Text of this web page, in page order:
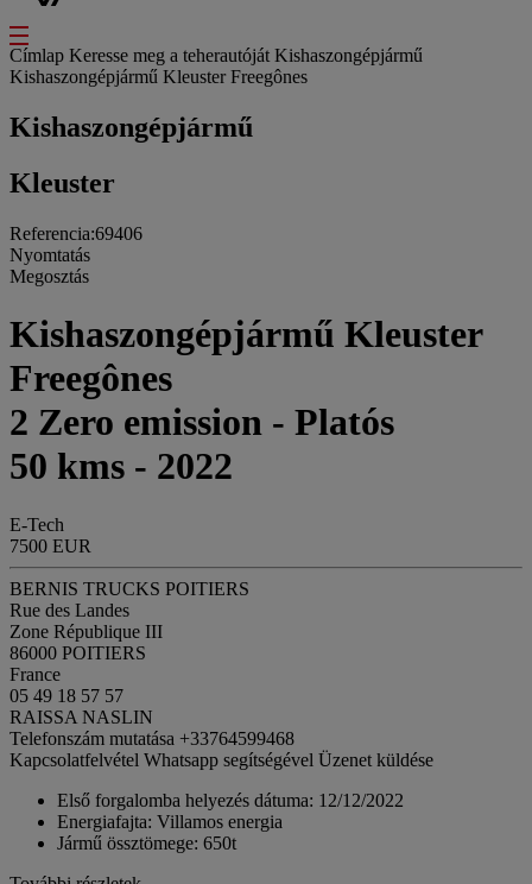
Címlap Keresse meg a teherautóját Kishaszongépjármű
Kishaszongépjármű Kleuster Freegônes
Kishaszongépjármű
Kleuster
Referencia:69406
Nyomtatás
Megosztás
Kishaszongépjármű Kleuster
Freegônes
2 Zero emission - Platós
50 kms - 2022
E-Tech
7500 EUR
BERNIS TRUCKS POITIERS
Rue des Landes
Zone République III
86000 POITIERS
France
05 49 18 57 57
RAISSA NASLIN
Telefonszám mutatása +33764599468
Kapcsolatfelvétel Whatsapp segítségével Üzenet küldése
Első forgalomba helyezés dátuma: 12/12/2022
Energiafajta: Villamos energia
Jármű össztömege: 650t